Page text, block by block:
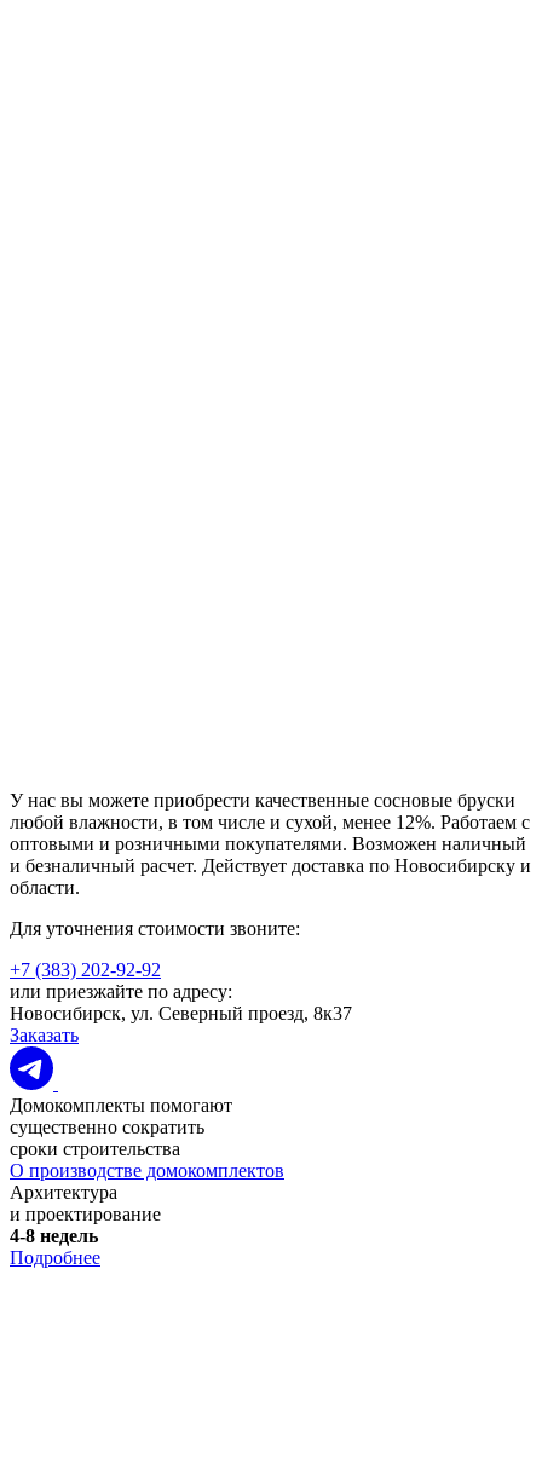
У нас вы можете приобрести качественные сосновые бруски
любой влажности, в том числе и сухой, менее 12%. Работаем с
оптовыми и розничными покупателями. Возможен наличный
и безналичный расчет. Действует доставка по Новосибирску и
области.
Для уточнения стоимости звоните:
+7 (383) 202-92-92
или приезжайте по адресу:
Новосибирск, ул. Северный проезд, 8к37
Заказать
Домокомплекты помогают
существенно сократить
сроки строительства
О производстве домокомплектов
Архитектура
и проектирование
4-8 недель
Подробнее